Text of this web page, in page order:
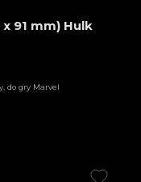
91 mm) Hulk
do gry Marvel